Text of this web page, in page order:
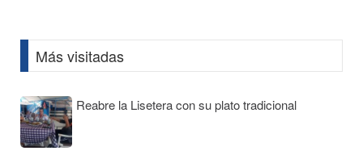
Más visitadas
Reabre la Lisetera con su plato tradicional